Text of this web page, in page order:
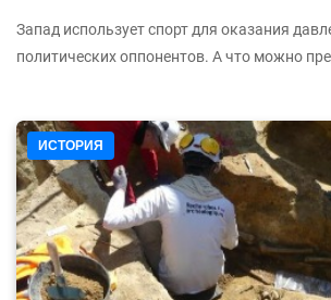
Запад использует спорт для оказания
политических оппонентов. А что можно
ИСТОРИЯ